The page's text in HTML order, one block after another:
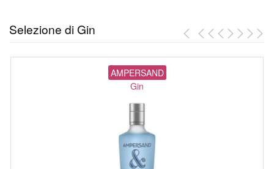
Selezione di Gin
AMPERSAND
Gin